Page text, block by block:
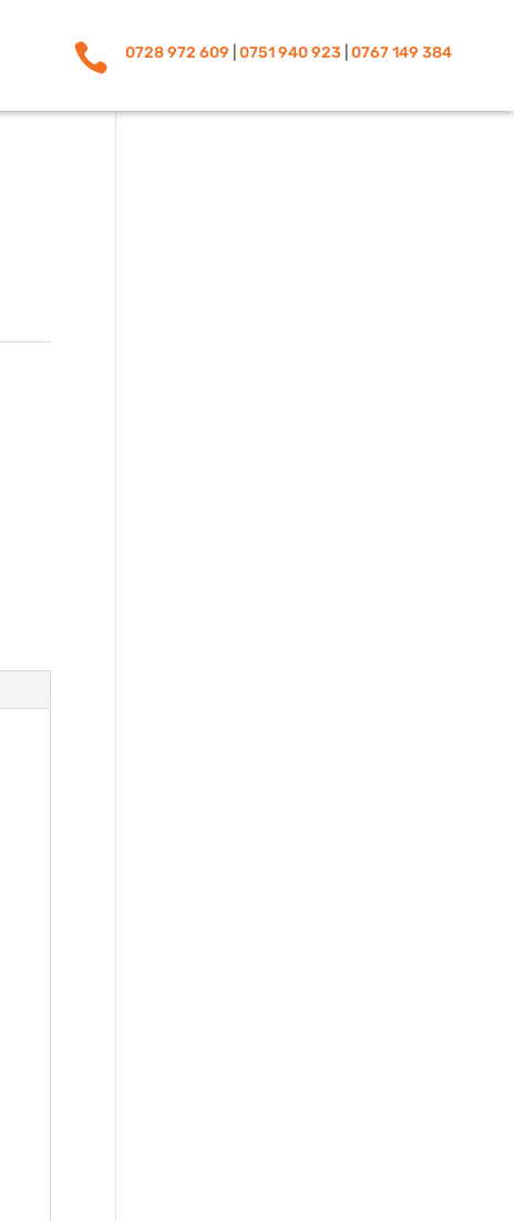
 0728 972 609 0751 940 923| 0767 149 384